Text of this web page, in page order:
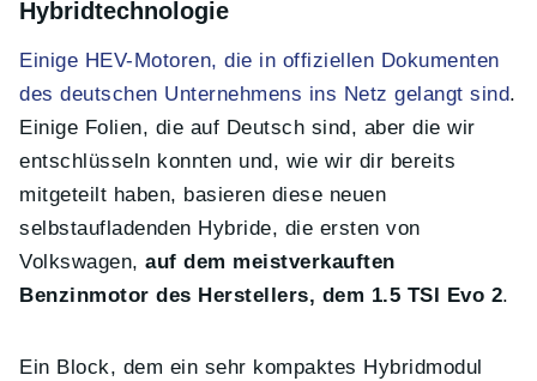
Hybridtechnologie
Einige HEV-Motoren, die in offiziellen Dokumenten
des deutschen Unternehmens ins Netz gelangt sind.
Einige Folien, die auf Deutsch sind, aber die wir
entschlüsseln konnten und, wie wir dir bereits
mitgeteilt haben, basieren diese neuen
selbstaufladenden Hybride, die ersten von
Volkswagen,auf dem meistverkauften
Benzinmotor des Herstellers, dem 1.5 TSI Evo 2.
Ein Block, dem ein sehr kompaktes Hybridmodul